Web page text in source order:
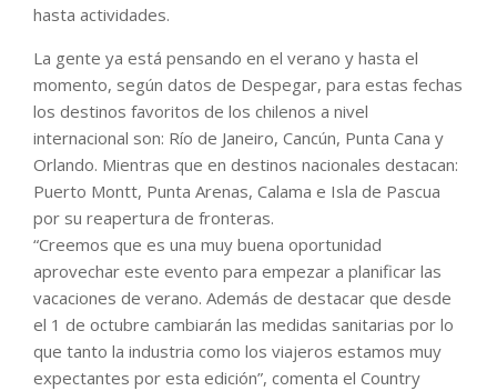
hasta actividades.
La gente ya está pensando en el verano y hasta el
momento, según datos de Despegar, para estas fechas
los destinos favoritos de los chilenos a nivel
internacional son: Río de Janeiro, Cancún, Punta Cana y
Orlando. Mientras que en destinos nacionales destacan:
Puerto Montt, Punta Arenas, Calama e Isla de Pascua
por su reapertura de fronteras.
“Creemos que es una muy buena oportunidad
aprovechar este evento para empezar a planificar las
vacaciones de verano. Además de destacar que desde
el 1 de octubre cambiarán las medidas sanitarias por lo
que tanto la industria como los viajeros estamos muy
expectantes por esta edición”, comenta el Country